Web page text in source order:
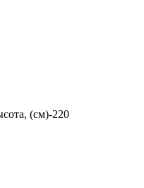
(см)-220